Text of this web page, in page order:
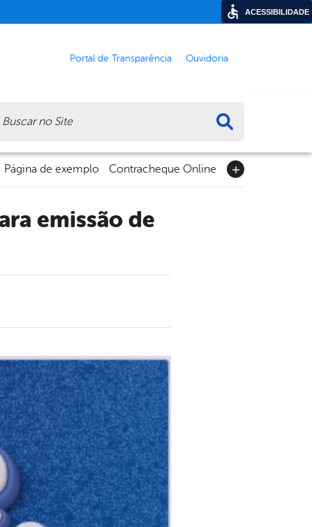
Portal de Transparência Ouvidoria
Página de exemplo Contracheque Online
ACESSIBILIDADE